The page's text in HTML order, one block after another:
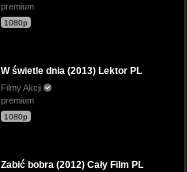
premium
1080p
W świetle dnia (2013) Lektor PL
Filmy Akcji
premium
1080p
Zabić bobra (2012) Cały Film PL